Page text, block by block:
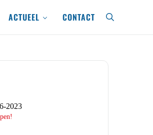
ACTUEEL CONTACT search
2023